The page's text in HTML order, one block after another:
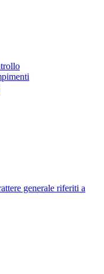
generale riferiti a